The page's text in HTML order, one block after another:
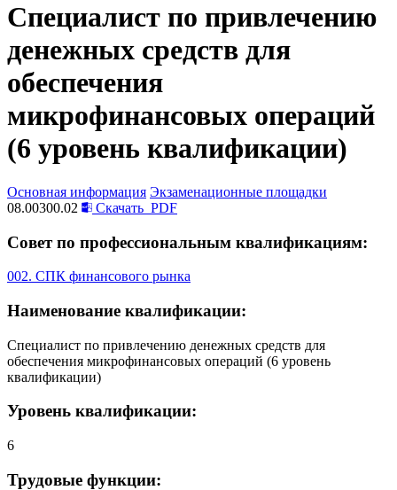
Специалист по привлечению
денежных средств для
обеспечения
микрофинансовых операций
(6 уровень квалификации)
Основная информация Экзаменационные площадки
08.00300.02
Скачать PDF
Совет по профессиональным квалификациям:
002. СПК финансового рынка
Наименование квалификации:
Специалист по привлечению денежных средств для
обеспечения микрофинансовых операций (6 уровень
квалификации)
Уровень квалификации:
6
Трудовые функции: